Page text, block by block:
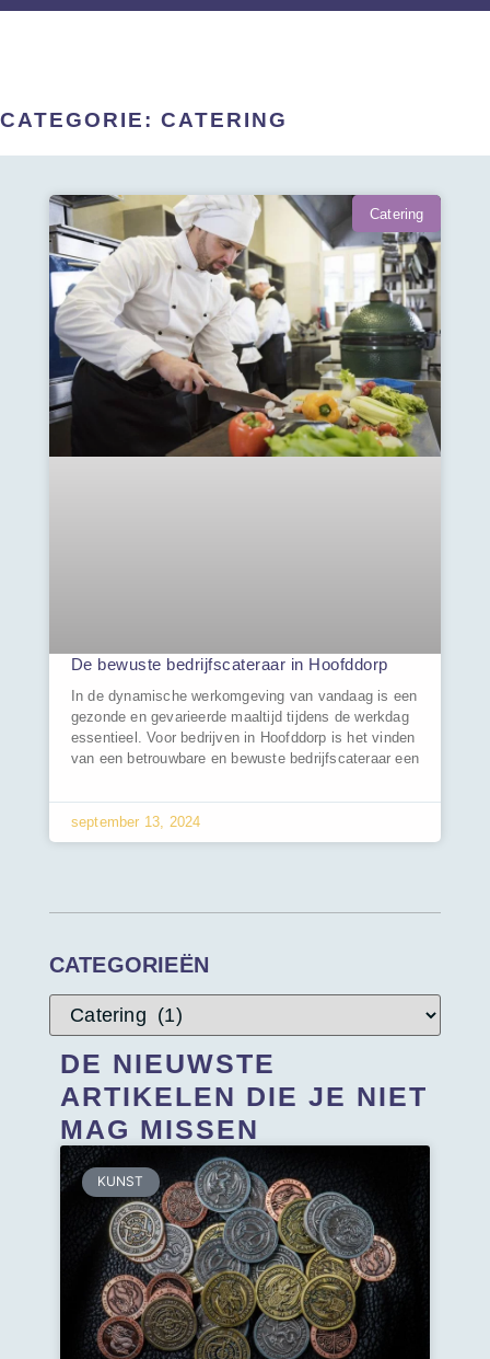
CATEGORIE: CATERING
CATEGORIEËN
DE NIEUWSTE
ARTIKELEN DIE JE NIET
MAG MISSEN
KUNST
Catering
De bewuste bedrijfscateraar in Hoofddorp
In de dynamische werkomgeving van vandaag is een
gezonde en gevarieerde maaltijd tijdens de werkdag
essentieel. Voor bedrijven in Hoofddorp is het vinden
van een betrouwbare en bewuste bedrijfscateraar een
september 13, 2024